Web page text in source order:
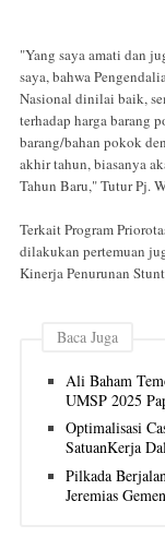
"Yang saya amati dan
saya, bahwa
Nasional dinilai baik,
terhadap harga barang
barang/bahan pokok
akhir tahun, biasanya
Tahun Baru," Tutur Pj.
Terkait Program
dilakukan pertemuan
Kinerja Penurunan
Baca Juga
Ali Baham
UMSP 2025
Optimalisasi
SatuanKerja
Pilkada
Jeremias